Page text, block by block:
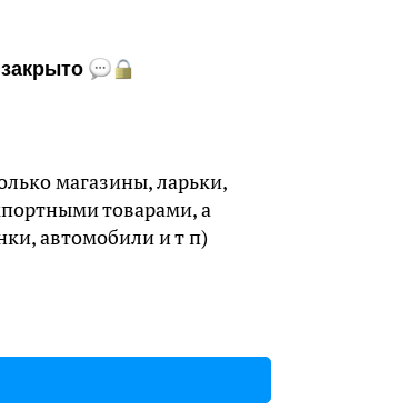
магазины, ларьки,
товарами, а
автомобили и т п)